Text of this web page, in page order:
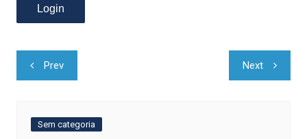
Navegação
de
Prev Next
Sem categoria